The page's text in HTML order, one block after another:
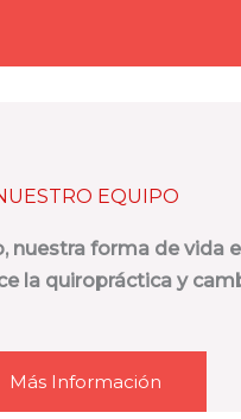
EQUIPO
forma de vida
la quiropráctica y
Más Información